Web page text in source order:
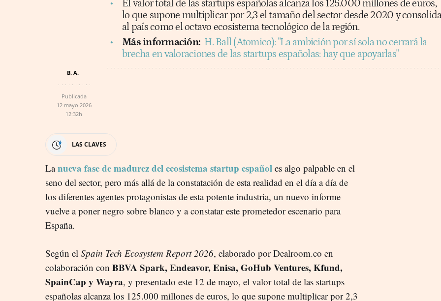
El valor total de las startups españolas alcanza los 125.000 millones de euros,
lo que supone multiplicar por 2,3 el tamaño del sector desde 2020 y
al país como el octavo ecosistema tecnológico de la región.
Más información: H. Ball (Atomico): "La ambición por sí sola no cerrará la
brecha en valoraciones de las startups españolas: hay que apoyarlas"
B. A.
Publicada
12 mayo 2026
12:32h
LAS CLAVES
Lanueva fase de madurez del ecosistema startup español es algo palpable en el
seno del sector, pero más allá de la constatación de esta realidad en el día a día de
los diferentes agentes protagonistas de esta potente industria, un nuevo informe
vuelve a poner negro sobre blanco y a constatar este prometedor escenario para
España.
Según el Spain Tech Ecosystem Report 2026, elaborado por Dealroom.co en
colaboración con BBVA Spark, Endeavor, Enisa, GoHub Ventures, Kfund,
SpainCap y Wayra, y presentado este 12 de mayo, el valor total de las startups
españolas alcanza los 125.000 millones de euros, lo que supone multiplicar por 2,3